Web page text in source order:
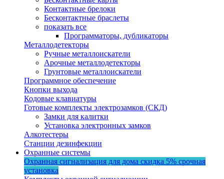
Контактные брелоки
Бесконтактные браслеты
показать все
Программаторы, дубликаторы
Металлодетекторы
Ручные металлоискатели
Арочные металлодетекторы
Грунтовые металлоискатели
Программное обеспечение
Кнопки выхода
Кодовые клавиатуры
Готовые комплекты электрозамков (СКД)
Замки для калитки
Установка электронных замков
Алкотестеры
Станции дезинфекции
Охранные системы
Охранная сигнализация для дома скидка 5% срочная
установка